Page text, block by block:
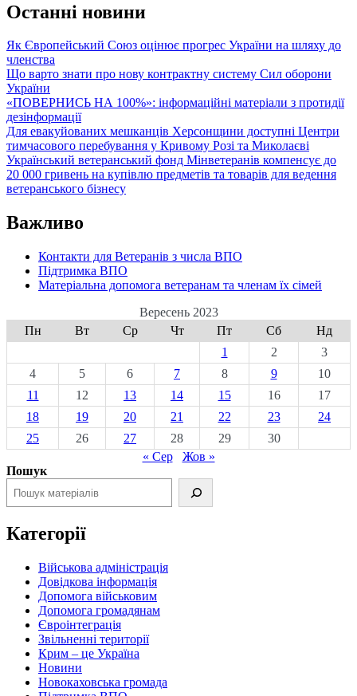
Останні новини
Як Європейський Союз оцінює прогрес України на шляху до
членства
Що варто знати про нову контрактну систему Сил оборони
України
«ПОВЕРНИСЬ НА 100%»: інформаційні матеріали з протидії
дезінформації
Для евакуйованих мешканців Херсонщини доступні Центри
тимчасового перебування у Кривому Розі та Миколаєві
Український ветеранський фонд Мінветеранів компенсує до
20 000 гривень на купівлю предметів та товарів для ведення
ветеранського бізнесу
Важливо
Контакти для Ветеранів з числа ВПО
Підтримка ВПО
Матеріальна допомога ветеранам та членам їх сімей
Вересень 2023
Пн
Вт Ср Чт Пт Сб
Нд
1
2
3
4
5 6 7 8 9
10
11
12 13 14 15 16
17
18
19 20 21 22 23
24
25
26 27 28 29
30
« Сер
Жов »
Пошук
Категорії
Військова адміністрація
Довідкова інформація
Допомога військовим
Допомога громадянам
Євроінтеграція
Звільненні території
Крим – це Україна
Новини
Новокаховська громада